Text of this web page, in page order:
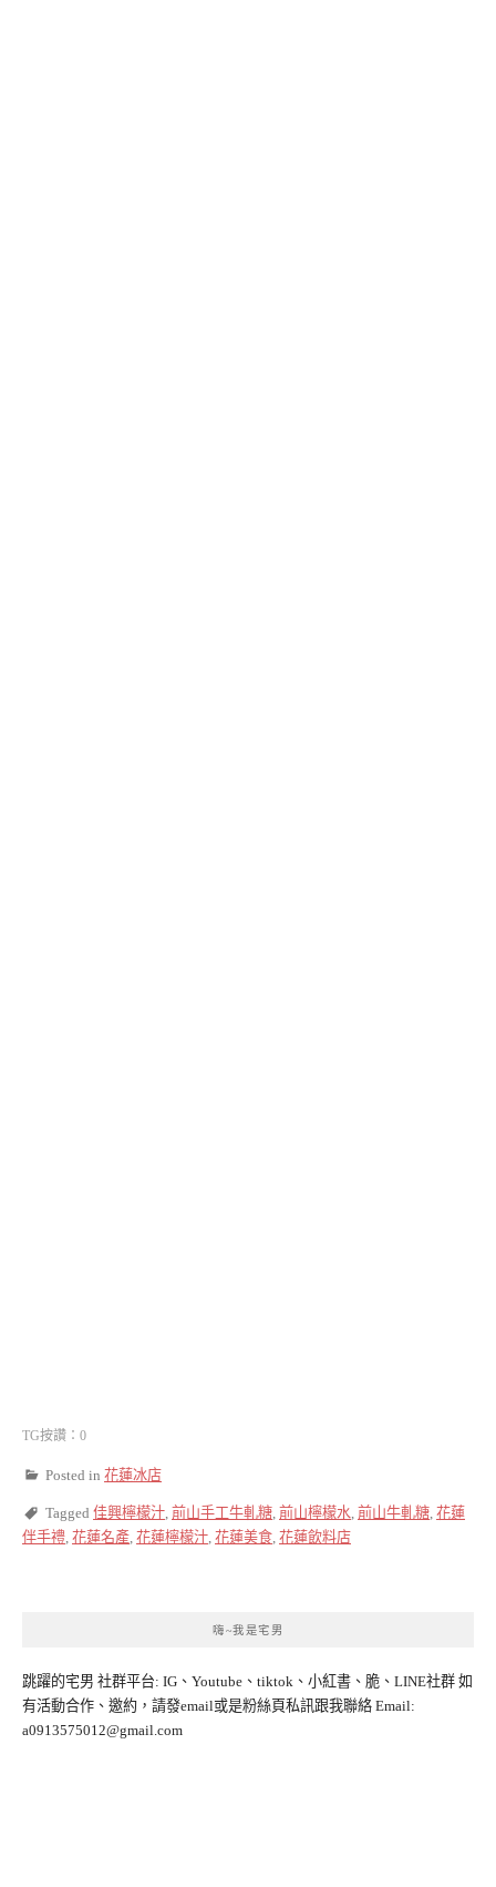
TG按讚：0
Posted in 花蓮冰店
Tagged 佳興檸檬汁, 前山手工牛軋糖, 前山檸檬水, 前山牛軋糖, 花蓮
伴手禮, 花蓮名產, 花蓮檸檬汁, 花蓮美食, 花蓮飲料店
嗨~我是宅男
跳躍的宅男 社群平台: IG、Youtube、tiktok、小紅書、脆、LINE社群 如
有活動合作、邀約，請發email或是粉絲頁私訊跟我聯絡 Email:
a0913575012@gmail.com